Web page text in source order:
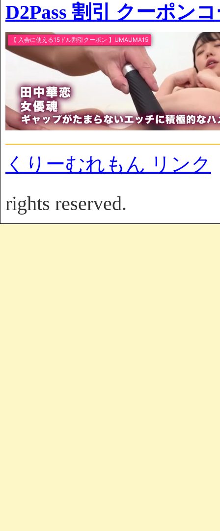
D2Pass 割引 クーポン
くりーむれもん リンク
rights reserved.